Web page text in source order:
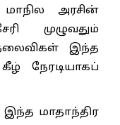
அரசின்
முழுவதும்
இந்த
நேரடியாகப்
இந்த மாதாந்திர